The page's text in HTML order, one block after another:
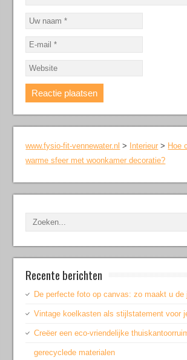
www.fysio-fit-vennewater.nl > Interieur > Hoe
warme sfeer met woonkamer decoratie?
Recente berichten
De perfecte foto op canvas: zo maakt u de
Vintage koelkasten als stijlstatement voor
Creëer een eco-vriendelijke
gerecyclede materialen